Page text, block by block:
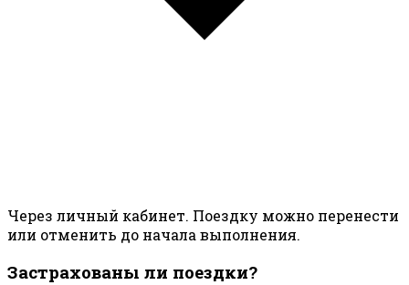
Через личный кабинет. Поездку можно перенести
или отменить до начала выполнения.
Застрахованы ли поездки?